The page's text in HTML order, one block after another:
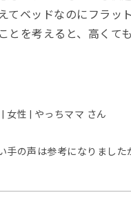
てベッドなのにフラッ
とを考えると、高くて
女性 | やっちママ さん
手の声は参考になりました